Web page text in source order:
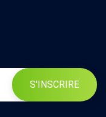
S'INSCRIRE